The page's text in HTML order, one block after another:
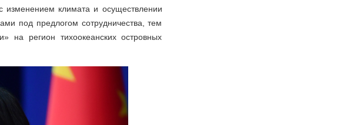
изменением климата и осуществлении
под предлогом сотрудничества, тем
на регион тихоокеанских островных